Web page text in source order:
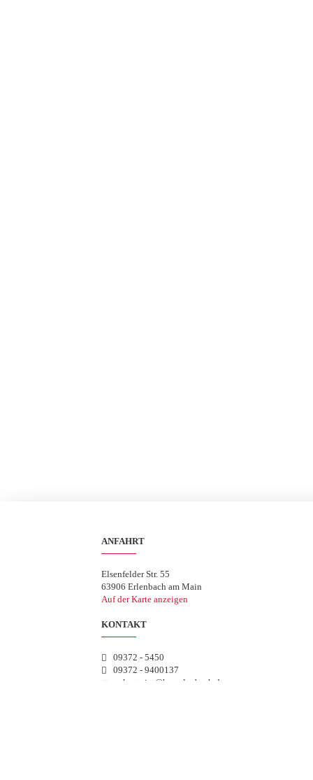
ANFAHRT
Elsenfelder Str. 55
63906 Erlenbach am Main
Auf der Karte anzeigen
KONTAKT
09372 - 5450
09372 - 9400137
sekretariat@hsgerlenbach.de